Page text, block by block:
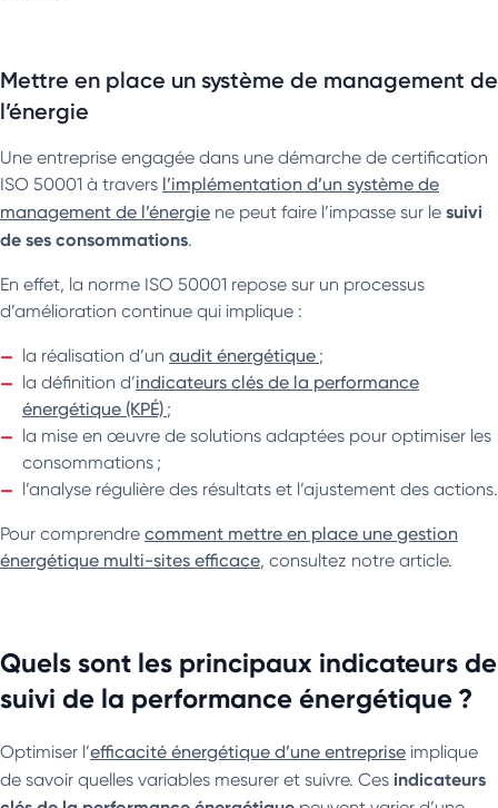
Mettre en place un système de management de
l’énergie
Une entreprise engagée dans une démarche de certification
ISO 50001 à travers l’implémentation d’un système de
management de l’énergie ne peut faire l’impasse sur le suivi
de ses consommations.
En effet, la norme ISO 50001 repose sur un processus
d’amélioration continue qui implique :
la réalisation d’un audit énergétique ;
la définition d’indicateurs clés de la performance
énergétique (KPÉ) ;
la mise en œuvre de solutions adaptées pour optimiser les
consommations ;
l’analyse régulière des résultats et l’ajustement des actions.
Pour comprendre comment mettre en place une gestion
énergétique multi-sites efficace, consultez notre article.
Quels sont les principaux indicateurs de
suivi de la performance énergétique ?
Optimiser l’efficacité énergétique d’une entreprise implique
de savoir quelles variables mesurer et suivre. Ces indicateurs